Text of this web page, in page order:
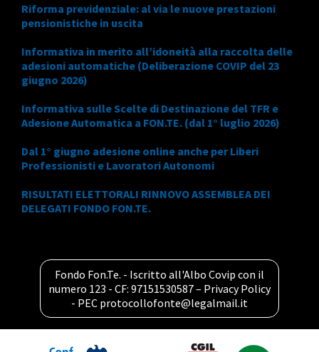
Riforma previdenziale: al via le nuove prestazioni
pensionistiche in uscita
Informativa in merito all’idoneità alla raccolta delle
adesioni automatiche (Deliberazione COVIP del 23
giugno 2026)
Informativa sulle Scelte di Destinazione del TFR e
Adesione Automatica a FON.TE. (dal 1° luglio 2026)
Dal 1° giugno adesione online anche per Liberi
Professionisti e Lavoratori Autonomi
RISULTATI ELETTORALI RINNOVO ASSEMBLEA DEI
DELEGATI FONDO FON.TE.
Fondo Fon.Te. - Iscritto all'Albo Covip con il
numero 123 - CF: 97151530587 – Privacy Policy
- PEC protocollofonte@legalmail.it